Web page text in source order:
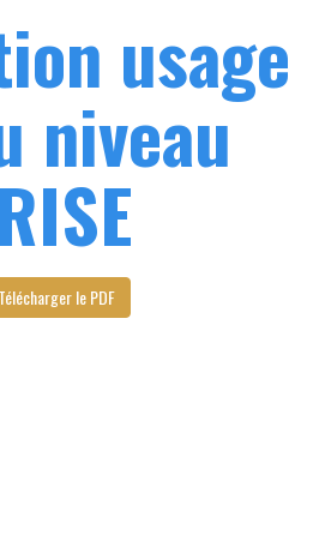
usage
niveau
Télécharger le PDF